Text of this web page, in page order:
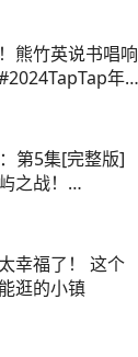
熊竹英说书唱响
年
第5集[完整版]
之战！
幸福了！ 这个
逛的小镇